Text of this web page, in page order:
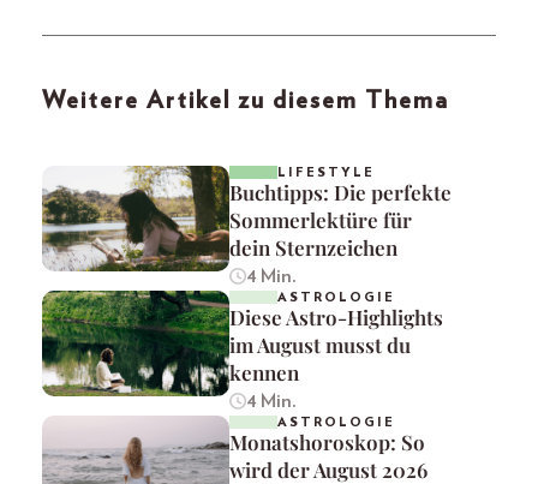
Weitere Artikel zu diesem Thema
LIFESTYLE
Buchtipps: Die perfekte
Sommerlektüre für
dein Sternzeichen
4 Min.
ASTROLOGIE
Diese Astro-Highlights
im August musst du
kennen
4 Min.
ASTROLOGIE
Monatshoroskop: So
wird der August 2026